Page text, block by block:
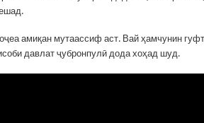
амиқан мутаассиф аст. Вай ҳамчунин
давлат ҷубронпулӣ дода хоҳад шуд.